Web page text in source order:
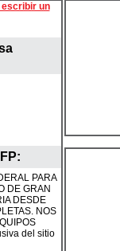
un
:
PARA
DE GRAN
DESDE
NOS
del sitio